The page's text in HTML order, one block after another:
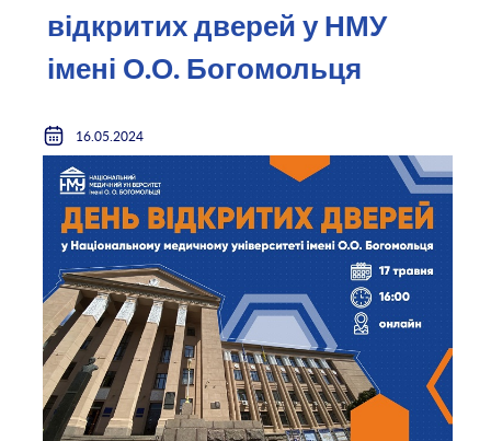
відкритих дверей у НМУ
імені О.О. Богомольця
16.05.2024